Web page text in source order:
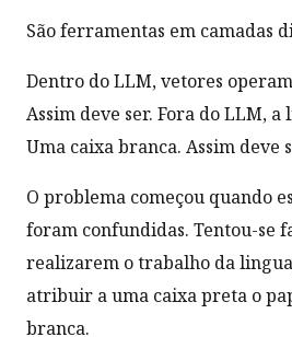
São ferramentas em camadas
Dentro do LLM, vetores
Assim deve ser. Fora do LLM,
Uma caixa branca. Assim deve
O problema começou quando
foram confundidas. Tentou-se
realizarem o trabalho da
atribuir a uma caixa preta o
branca.